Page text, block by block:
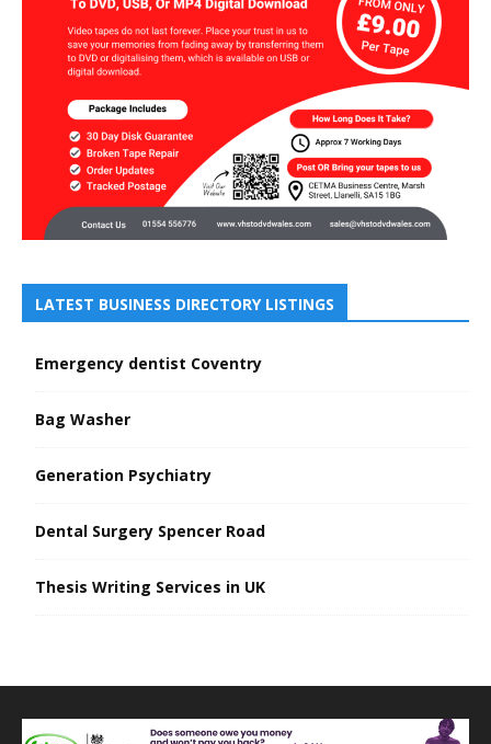
LATEST BUSINESS DIRECTORY LISTINGS
Emergency dentist Coventry
Bag Washer
Generation Psychiatry
Dental Surgery Spencer Road
Thesis Writing Services in UK